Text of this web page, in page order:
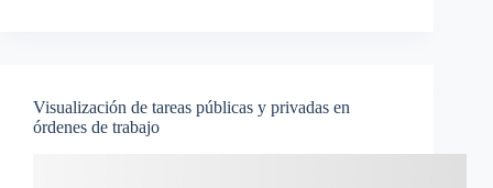
Visualización de tareas públicas y privadas en
órdenes de trabajo